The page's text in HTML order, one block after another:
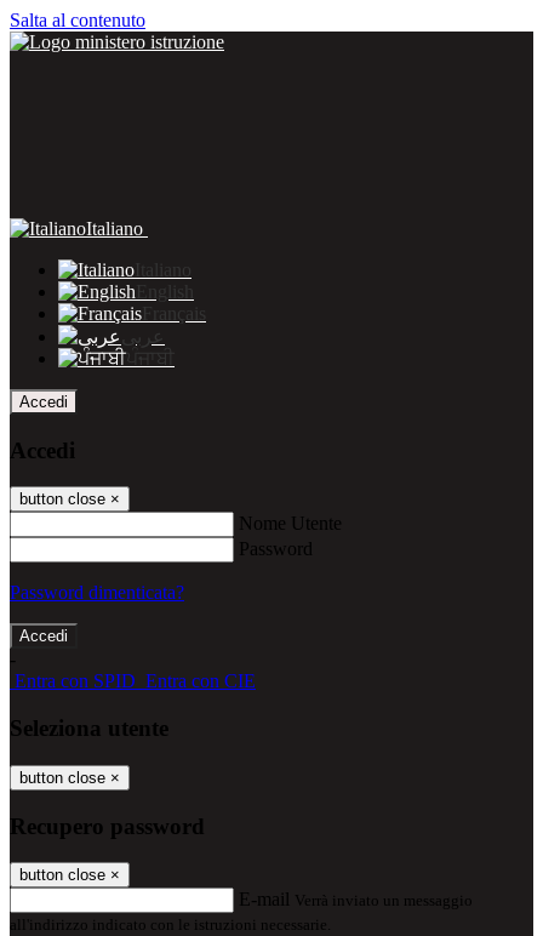
Salta al contenuto
Italiano
Italiano
English
Français
عربى
ਪੰਜਾਬੀ
Accedi
Accedi
button close ×
Nome Utente
Password
Password dimenticata?
-
Entra con SPID Entra con CIE
Seleziona utente
button close ×
Recupero password
button close ×
E-mail Verrà inviato un messaggio
all'indirizzo indicato con le istruzioni necessarie.